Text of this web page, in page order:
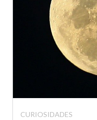
CURIOSIDADES